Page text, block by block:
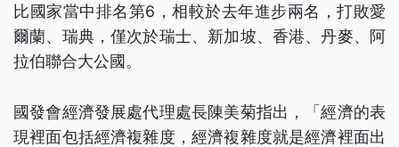
比國家當中排名第6，相較於去年進步兩名，打敗愛
爾蘭、瑞典，僅次於瑞士、新加坡、香港、丹麥、阿
拉伯聯合大公國。
國發會經濟發展處代理處長陳美菊指出，「經濟的表
現裡面包括經濟複雜度，經濟複雜度就是經濟裡面出